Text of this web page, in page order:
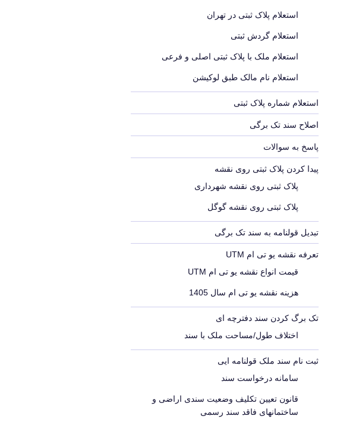
استعلام پلاک ثبتی در تهران
استعلام گردش ثبتی
استعلام ملک با پلاک ثبتی اصلی و فرعی
استعلام نام مالک طبق لوکیشن
استعلام شماره پلاک ثبتی
اصلاح سند تک برگی
پاسخ به سوالات
پیدا کردن پلاک ثبتی روی نقشه
پلاک ثبتی روی نقشه شهرداری
پلاک ثبتی روی نقشه گوگل
تبدیل قولنامه به سند تک برگی
تعرفه نقشه یو تی ام UTM
قیمت انواع نقشه یو تی ام UTM
هزینه نقشه یو تی ام سال 1405
تک برگ کردن سند دفترچه ای
اختلاف طول/مساحت ملک با سند
ثبت نام سند ملک قولنامه ایی
سامانه درخواست سند
قانون تعیین تکلیف وضعیت سندی اراضی و
ساختمانهای فاقد سند رسمی